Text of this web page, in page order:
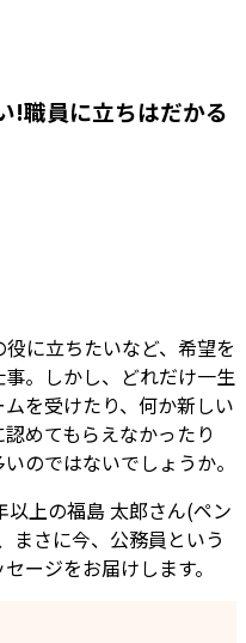
!職員に立ちはだかる
に立ちたいなど、希望を
。しかし、どれだけ一生
を受けたり、何か新しい
めてもらえなかったり
のではないでしょうか。
上の福島 太郎さん(ペン
まさに今、公務員という
ージをお届けします。